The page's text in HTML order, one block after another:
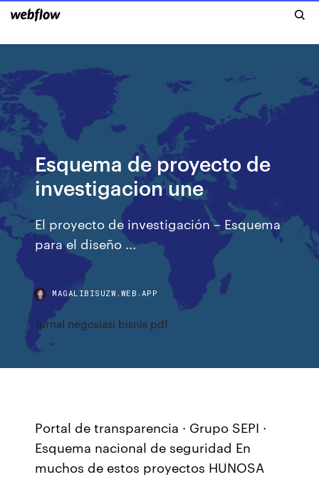
Esquema de proyecto de
investigacion une
El proyecto de investigación – Esquema
para el diseño ...
MAGALIBISUZW.WEB.APP
Jurnal negosiasi bisnis pdf
Portal de transparencia · Grupo SEPI ·
Esquema nacional de seguridad En
muchos de estos proyectos HUNOSA